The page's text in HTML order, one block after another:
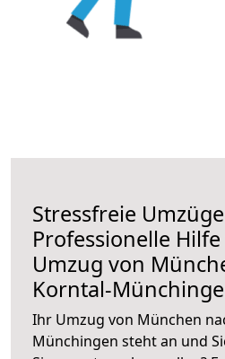
Stressfreie
Professionelle
Umzug von
Korntal-
Ihr Umzug von München
Münchingen steht an und